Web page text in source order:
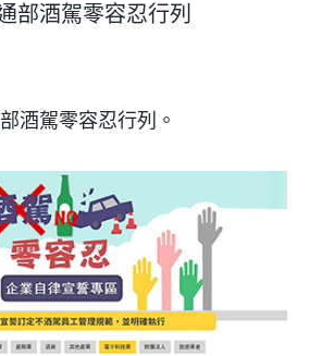
部酒駕零容忍行列
酒駕零容忍行列 。